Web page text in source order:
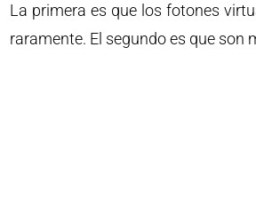
La primera es que los fotones
raramente. El segundo es que son